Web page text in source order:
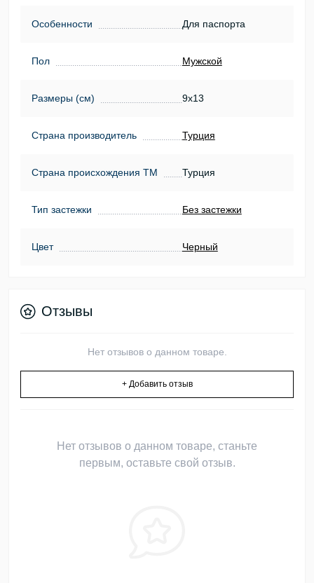
Особенности Для паспорта
Пол Мужской
Размеры (см) 9х13
Страна производитель Турция
Страна происхождения ТМ Турция
Тип застежки Без застежки
Цвет Черный
Отзывы
Нет отзывов о данном товаре.
+ Добавить отзыв
Нет отзывов о данном товаре, станьте
первым, оставьте свой отзыв.